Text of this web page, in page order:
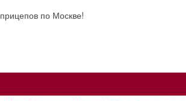
прицепов по Москве!